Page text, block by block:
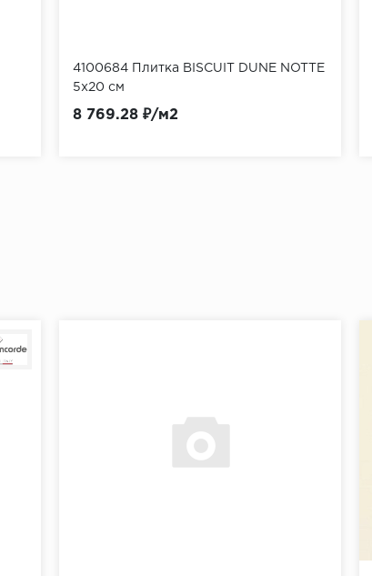
4100684 Плитка BISCUIT DUNE NOTTE
5x20 см
8 769.28 ₽/м2